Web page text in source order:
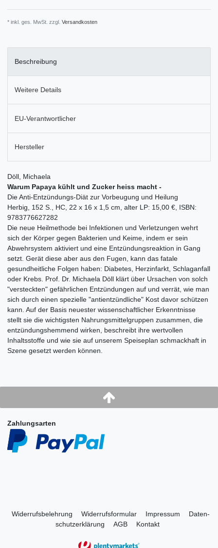
* inkl. ges. MwSt. zzgl. Versandkosten
Beschreibung
Weitere Details
EU-Verantwortlicher
Hersteller
Döll, Michaela
Warum Papaya kühlt und Zucker heiss macht -
Die Anti-Entzündungs-Diät zur Vorbeugung und Heilung
Herbig, 152 S., HC, 22 x 16 x 1,5 cm, alter LP: 15,00 €, ISBN:
9783776627282
Die neue Heilmethode bei Infektionen und Verletzungen wehrt
sich der Körper gegen Bakterien und Keime, indem er sein
Abwehrsystem aktiviert und eine Entzündungsreaktion in Gang
setzt. Gerät diese aber aus den Fugen, kann das fatale
gesundheitliche Folgen haben: Diabetes, Herzinfarkt, Schlaganfall
oder Krebs. Prof. Dr. Michaela Döll klärt über Ursachen von solch
"versteckten" gefährlichen Entzündungen auf und verrät, wie man
sich durch einen spezielle "antientzündliche" Kost davor schützen
kann. Auf der Basis neuester wissenschaftlicher Erkenntnisse
stellt sie die wichtigsten Nahrungsmittelgruppen zusammen, die
entzündungshemmend wirken, beschreibt ihre wertvollen
Inhaltsstoffe und wie sie auf unserem Speiseplan schmackhaft in
Szene gesetzt werden können.
Zahlungsarten
Widerrufs­belehrung Widerrufs­formular Impressum
Daten­
schutz­erklärung
AGB Kontakt